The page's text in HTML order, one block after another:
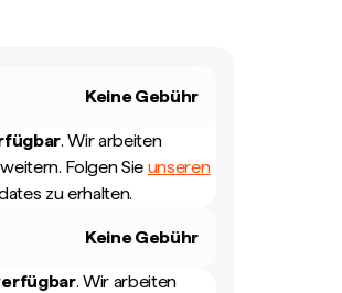
Keine Gebühr
. Wir arbeiten
Folgen Sie unseren
zu erhalten.
Keine Gebühr
. Wir arbeiten